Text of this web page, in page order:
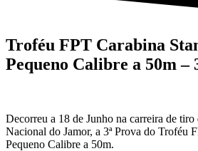
Troféu FPT Carabina
Pequeno Calibre a 50m –
Decorreu a 18 de Junho na carreira de
Nacional do Jamor, a 3ª Prova do Troféu
Pequeno Calibre a 50m.